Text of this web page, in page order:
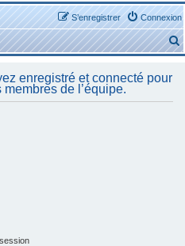
Connexion
S’enregistrer
e
enregistré et connecté pour
de l’équipe.